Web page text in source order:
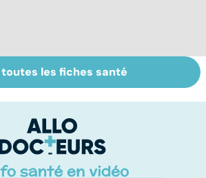
De bonnes
raisons pour ne
grain de sel
les fiches santé